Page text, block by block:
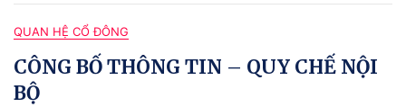
QUAN HỆ CỔ ĐÔNG
CÔNG BỐ THÔNG TIN – QUY CHẾ NỘI
BỘ